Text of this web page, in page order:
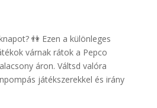
👫 Ezen a különleges
várnak rátok a Pepco
áron. Váltsd valóra
játékszerekkel és irány